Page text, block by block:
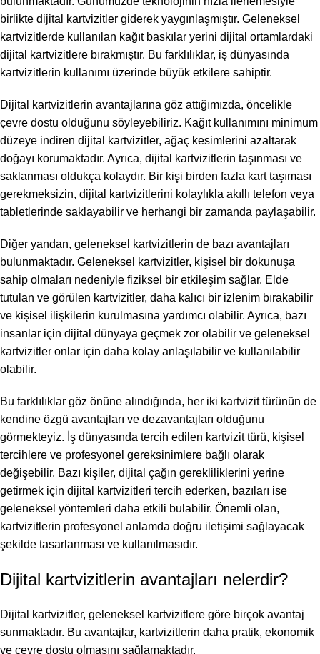
birlikte dijital kartvizitler giderek yaygınlaşmıştır. Geleneksel
kartvizitlerde kullanılan kağıt baskılar yerini dijital ortamlardaki
dijital kartvizitlere bırakmıştır. Bu farklılıklar, iş dünyasında
kartvizitlerin kullanımı üzerinde büyük etkilere sahiptir.
Dijital kartvizitlerin avantajlarına göz attığımızda, öncelikle
çevre dostu olduğunu söyleyebiliriz. Kağıt kullanımını minimum
düzeye indiren dijital kartvizitler, ağaç kesimlerini azaltarak
doğayı korumaktadır. Ayrıca, dijital kartvizitlerin taşınması ve
saklanması oldukça kolaydır. Bir kişi birden fazla kart taşıması
gerekmeksizin, dijital kartvizitlerini kolaylıkla akıllı telefon veya
tabletlerinde saklayabilir ve herhangi bir zamanda paylaşabilir.
Diğer yandan, geleneksel kartvizitlerin de bazı avantajları
bulunmaktadır. Geleneksel kartvizitler, kişisel bir dokunuşa
sahip olmaları nedeniyle fiziksel bir etkileşim sağlar. Elde
tutulan ve görülen kartvizitler, daha kalıcı bir izlenim bırakabilir
ve kişisel ilişkilerin kurulmasına yardımcı olabilir. Ayrıca, bazı
insanlar için dijital dünyaya geçmek zor olabilir ve geleneksel
kartvizitler onlar için daha kolay anlaşılabilir ve kullanılabilir
olabilir.
Bu farklılıklar göz önüne alındığında, her iki kartvizit türünün de
kendine özgü avantajları ve dezavantajları olduğunu
görmekteyiz. İş dünyasında tercih edilen kartvizit türü, kişisel
tercihlere ve profesyonel gereksinimlere bağlı olarak
değişebilir. Bazı kişiler, dijital çağın gerekliliklerini yerine
getirmek için dijital kartvizitleri tercih ederken, bazıları ise
geleneksel yöntemleri daha etkili bulabilir. Önemli olan,
kartvizitlerin profesyonel anlamda doğru iletişimi sağlayacak
şekilde tasarlanması ve kullanılmasıdır.
Dijital kartvizitlerin avantajları nelerdir?
Dijital kartvizitler, geleneksel kartvizitlere göre birçok avantaj
sunmaktadır. Bu avantajlar, kartvizitlerin daha pratik, ekonomik
ve çevre dostu olmasını sağlamaktadır.